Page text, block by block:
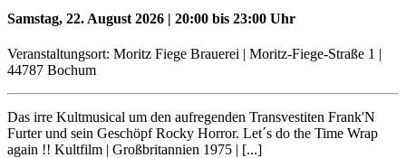
Samstag, 22. August 2026 | 20:00 bis 23:00 Uhr
Veranstaltungsort: Moritz Fiege Brauerei | Moritz-Fiege-Straße 1 |
44787 Bochum
Das irre Kultmusical um den aufregenden Transvestiten Frank'N
Furter und sein Geschöpf Rocky Horror. Let´s do the Time Wrap
again !! Kultfilm | Großbritannien 1975 | [...]